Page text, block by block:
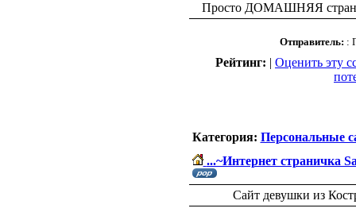
Просто ДОМАШНЯЯ
Отправитель: :
Рейтинг: | Оценить эту
Категория: Персональные
...~Интернет страничка
Сайт девушки из